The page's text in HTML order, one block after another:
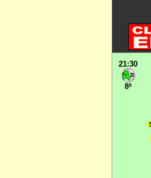
21:30
8ª